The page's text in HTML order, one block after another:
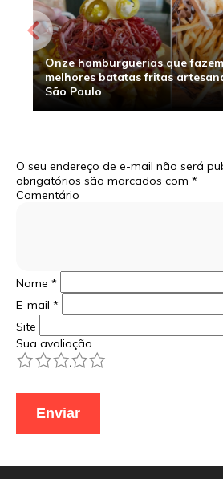
Onze hamburguerias que
melhores batatas fritas
São Paulo
O seu endereço de e-mail não será
obrigatórios são marcados com *
Comentário
Nome *
E-mail *
Site
Sua avaliação
5
4
3
2